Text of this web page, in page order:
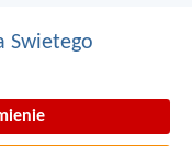
Swietego